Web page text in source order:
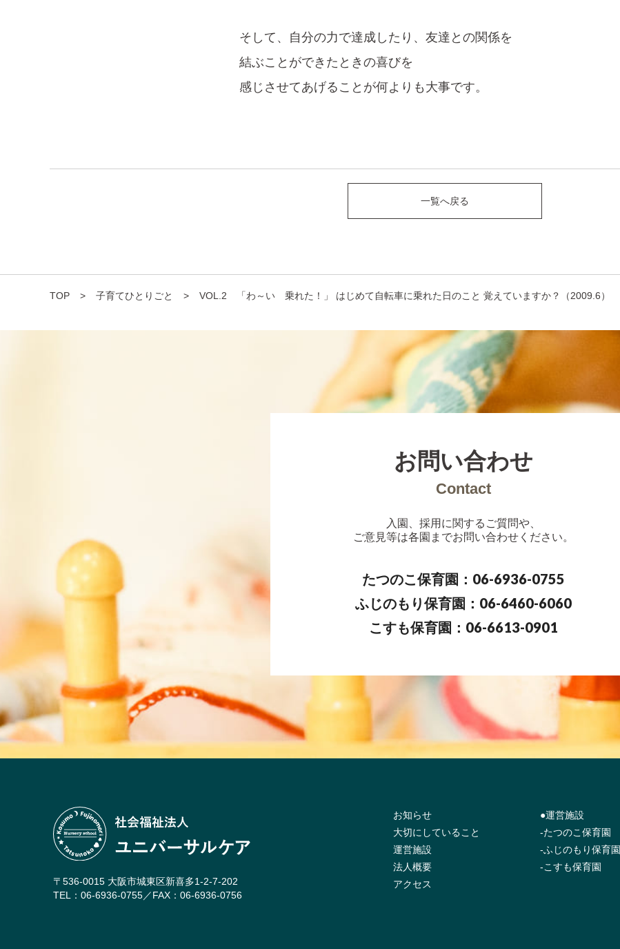
そして、自分の力で達成したり、友達との関係を
結ぶことができたときの喜びを
感じさせてあげることが何よりも大事です。
一覧へ戻る
TOP > 子育てひとりごと > VOL.2 「わ～い 乗れた！」 はじめて自転車に乗れた日のこと 覚えていますか？（2009.6）
お問い合わせ
Contact
入園、採用に関するご質問や、
ご意見等は各園までお問い合わせください。
たつのこ保育園：06-6936-0755
ふじのもり保育園：06-6460-6060
こすも保育園：06-6613-0901
〒536-0015 大阪市城東区新喜多1-2-7-202
TEL：06-6936-0755／FAX：06-6936-0756
お知らせ
大切にしていること
運営施設
法人概要
アクセス
●運営施設
-たつのこ保育園
-ふじのもり保育園
-こすも保育園